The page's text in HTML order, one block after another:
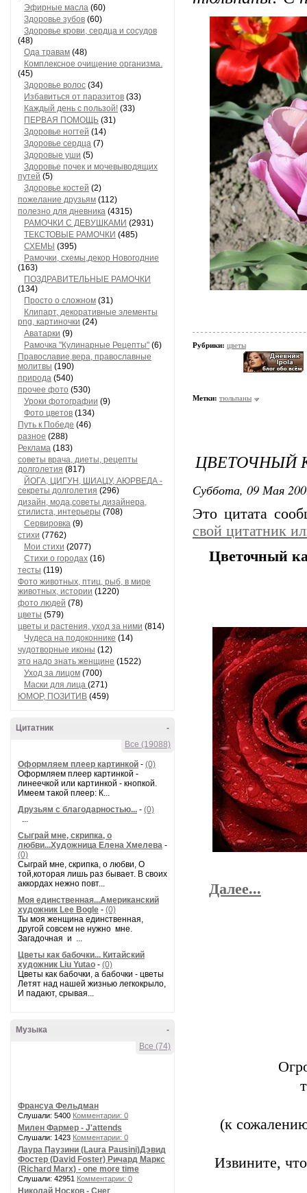
Эфирные масла (60)
Здоровье зубов (60)
Здоровье крови, сердца и сосудов
(48)
Ода травам (48)
Комплексное очищение организма.
(45)
Здоровье волос (34)
Избавиться от паразитов (33)
Каждый день с пользой! (33)
ПЕРВАЯ ПОМОЩЬ (31)
Здоровье ногтей (14)
Здоровье сердца (7)
Здоровые уши (5)
Здоровье почек и мочевыводящих
путей (5)
Здоровье костей (2)
пожелание друзьям (112)
полезно для дневника (4315)
РАМОЧКИ С ДЕВУШКАМИ (2931)
ТЕКСТОВЫЕ РАМОЧКИ (485)
СХЕМЫ (395)
Рамочки, схемы,декор Новогодние
(163)
ПОЗДРАВИТЕЛЬНЫЕ РАМОЧКИ
(134)
Просто о сложном (31)
Клипарт, декоративные элементы
png, картиночки (24)
Аватарки (9)
Рамочка "Кулинарные Рецепты" (6)
Православие,вера, православные
молитвы (190)
природа (540)
прочее фото (530)
Уроки фотографии (9)
Фото цветов (134)
Путь к Победе (46)
разное (288)
Реклама (183)
советы врача, диеты, рецепты
долголетия (817)
ЙОГА, ЦИГУН, ШИАЦУ, АЮРВЕДА -
секреты долголетия (296)
дизайн, мода,советы дизайнера,
стилиста, интерьеры (708)
Сервировка (9)
стихи (7762)
Мои стихи (2077)
Стихи о городах (16)
тесты (119)
Фото животных, птиц, рыб, в мире
животных, истории (1220)
фото людей (78)
цветы (579)
цветы и растения, уход за ними (814)
Чудеса на подоконнике (14)
чудотворные иконы (12)
это надо знать женщине (1522)
Уход за лицом (700)
Маски для лица (271)
ЮМОР, ПОЗИТИВ (459)
-
Цитатник
Все (19088)
Оформляем плеер картинкой - (0)
Оформляем плеер картинкой -
линеечкой или картинкой - кнопкой.
Имеем такой плеер: К...
Друзьям с благодарностью... - (0)
...
Сыграй мне, скрипка, о
любви...Художница Елена Хмелева -
(0)
Сыграй мне, скрипка, о любви, О
той,которая лишь раз бывает. В своих
аккордах нежно повт...
Моя единственная...Американский
художник Lee Bogle - (0)
Ты моя женщина единственная,
другой совсем не нужно мне.
Загадочная и ...
Цветы как бабочки... Китайский
художник Liu Yutao - (0)
Цветы как бабочки, а бабочки - цветы
Летят над нашей жизнью легкокрыло,
И падают, срывая...
-
Музыка
Все (74)
Франсуа Фельдман
Слушали: 5400 Комментарии: 0
Милен Фармер - J'attends
Слушали: 1423 Комментарии: 0
Лаура Паузини (Laura Pausini)Дэвид
Фостер (David Foster) Ричард Маркс
(Richard Marx) - one more time
Слушали: 42951 Комментарии: 0
Николай Носков - Снег
Рубрики: цветы
Метки: тюльпаны
ЦВЕТОЧНЫЙ
Суббота, 09 Мая
Это цитата
свой цитатник
Цветочный
Далее...
(к
Извините,